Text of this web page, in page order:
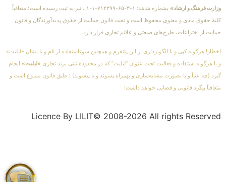
وزارت فرهنگ و ارشاد»
بشماره شامَد: ۱-۳-۶۵-۷۱۲۳۹۹-۱-۱ ، نیز به ثبت رسیده است؛ متعاقباً
کلیهٔ حقوق مادی و معنوی محفوظ است و تحت قانون حمایت از حقوق پدیدآورندگان و قانون
حمایت از اختراعات، طرح‌های صنعتی و علائم تجاری قرار دارد.
اخطار! هرگونه کپی و یا الگوبرداری از این پلتفرم و همچنین سوءاستفاده از نام و یا نشان «لیلیت»
و یا هرگونه استفاده و فعالیت تحت عنوان “لیلیت” که در محدودهٔ ثبتی برند تجاری «لیلیت» انجام
گیرد (چه عیناً و یا بصورت مشابه‌سازی و بهمراه پسوند و یا پیشوند) ؛ طبق قانون ممنوع است و
متعاقباً پیگرد قانونی و قضایی خواهد داشت!
Licence By LILIT© 2008-2026 All rights Reserved